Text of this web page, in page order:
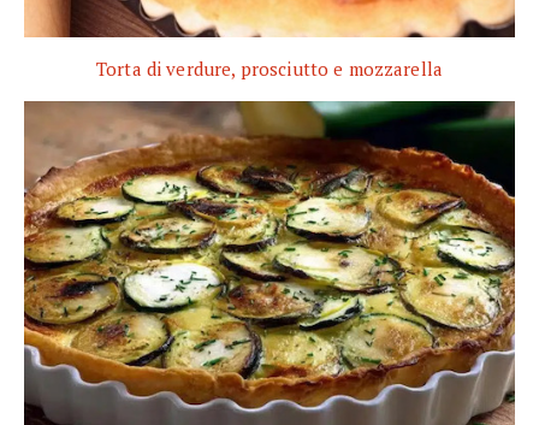
Torta di verdure, prosciutto e mozzarella